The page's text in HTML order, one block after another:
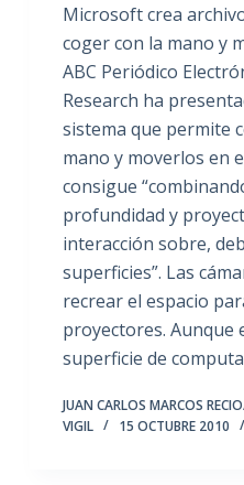
Microsoft crea
coger con la mano y
ABC Periódico
Research ha
sistema que permite
mano y moverlos en
consigue
profundidad y
interacción sobre,
superficies”. Las
recrear el espacio
proyectores. Aunque
superficie de
JUAN CARLOS MARCOS
VIGIL
15 OCTUBRE 2010